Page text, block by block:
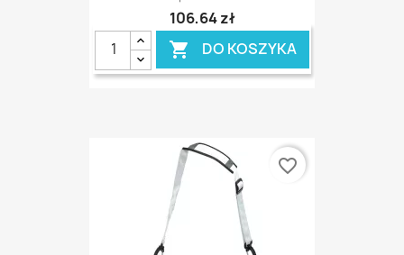
106,64 zł
 DO KOSZYKA
favorite_border